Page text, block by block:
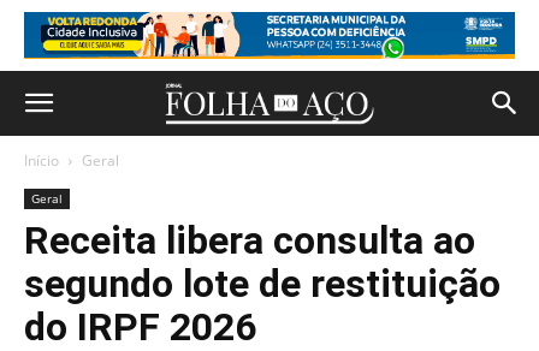
Início Geral
Geral
Receita libera consulta ao
segundo lote de restituição
do IRPF 2026